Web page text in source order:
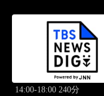
14:00-18:00 240分